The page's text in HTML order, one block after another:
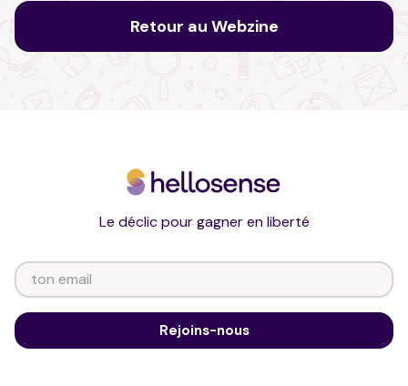
Retour au Webzine
Le déclic pour gagner en liberté